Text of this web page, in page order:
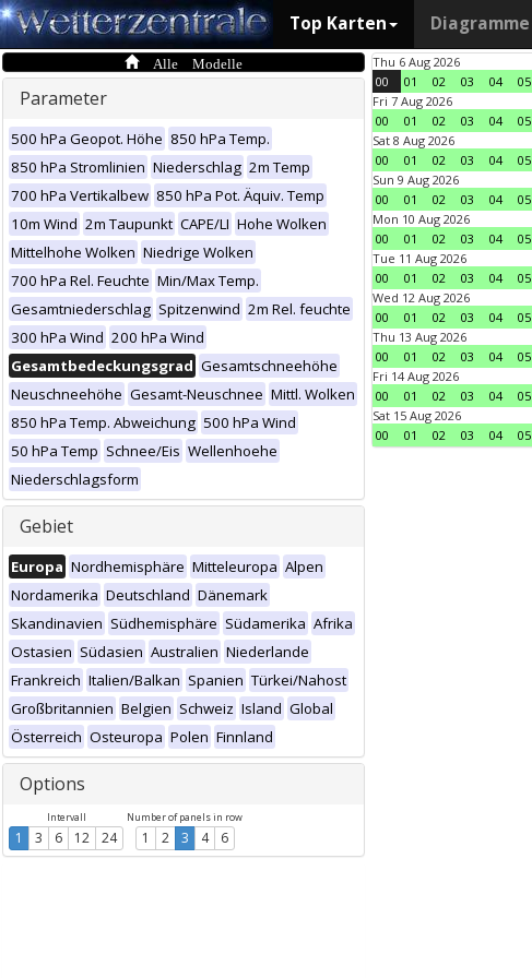
Top Karten Diagramme
Alle Modelle
Parameter
500 hPa Geopot. Höhe 850 hPa Temp.
850 hPa Stromlinien Niederschlag 2m Temp
700 hPa Vertikalbew 850 hPa Pot. Äquiv. Temp
10m Wind 2m Taupunkt CAPE/LI Hohe Wolken
Mittelhohe Wolken Niedrige Wolken
700 hPa Rel. Feuchte Min/Max Temp.
Gesamtniederschlag Spitzenwind 2m Rel. feuchte
300 hPa Wind 200 hPa Wind
Gesamtbedeckungsgrad Gesamtschneehöhe
Neuschneehöhe Gesamt-Neuschnee Mittl. Wolken
850 hPa Temp. Abweichung 500 hPa Wind
50 hPa Temp Schnee/Eis Wellenhoehe
Niederschlagsform
Gebiet
Europa Nordhemisphäre Mitteleuropa Alpen
Nordamerika Deutschland Dänemark
Skandinavien Südhemisphäre Südamerika Afrika
Ostasien Südasien Australien Niederlande
Frankreich Italien/Balkan Spanien Türkei/Nahost
Großbritannien Belgien Schweiz Island Global
Österreich Osteuropa Polen Finnland
Options
Intervall
1 3 6 12 24
Number of panels in row
1 2 3 4 6
Thu 6 Aug 2026
00
01 02 03 04 05
Fri 7 Aug 2026
00
01 02 03 04 05
Sat 8 Aug 2026
00
01 02 03 04 05
Sun 9 Aug 2026
00
01 02 03 04 05
Mon 10 Aug 2026
00
01 02 03 04 05
Tue 11 Aug 2026
00
01 02 03 04 05
Wed 12 Aug 2026
00
01 02 03 04 05
Thu 13 Aug 2026
00
01 02 03 04 05
Fri 14 Aug 2026
00
01 02 03 04 05
Sat 15 Aug 2026
00
01 02 03 04 05